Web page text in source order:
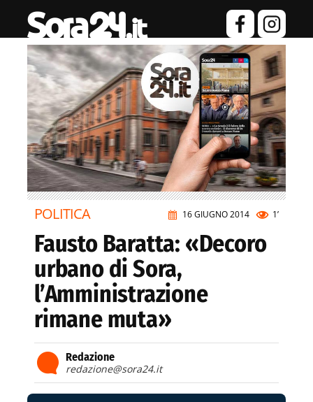
16 GIUGNO 2014 1’
POLITICA
Fausto Baratta: «Decoro
urbano di Sora,
l’Amministrazione
rimane muta»
Redazione
redazione@sora24.it